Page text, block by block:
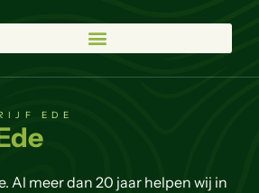
EDE
Al meer dan 20 jaar helpen wij in